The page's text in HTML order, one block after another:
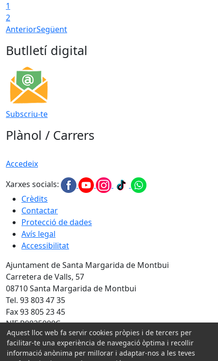
1
2
AnteriorSegüent
Butlletí digital
Subscriu-te
Plànol / Carrers
Accedeix
Xarxes socials:
Crèdits
Contactar
Protecció de dades
Avís legal
Accessibilitat
Ajuntament de Santa Margarida de Montbui
Carretera de Valls, 57
08710 Santa Margarida de Montbui
Tel. 93 803 47 35
Fax 93 805 23 45
NIF P0825000C
Amb la col·laboració de:
Aquest lloc web fa servir cookies pròpies i de tercers per
facilitar-te una experiència de navegació òptima i recollir
informació anònima per millorar i adaptar-nos a les teves